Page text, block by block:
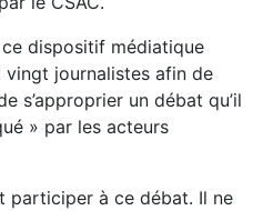
dispositif médiatique
journalistes afin de
s’approprier un débat qu’il
» par les acteurs
participer à ce débat. Il ne